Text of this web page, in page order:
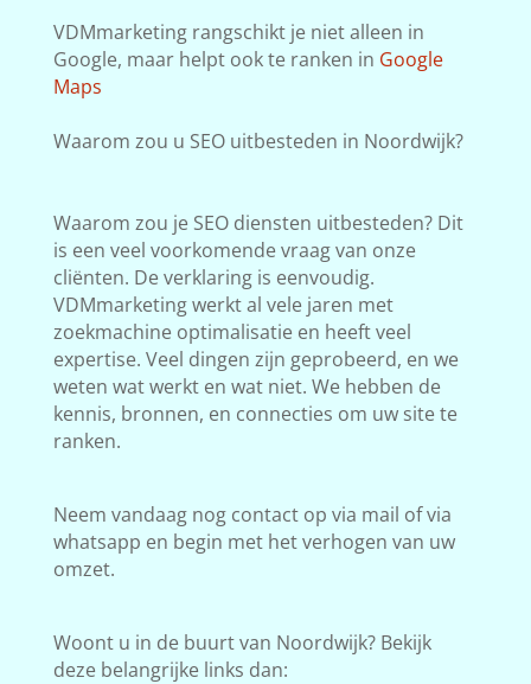
VDMmarketing rangschikt je niet alleen in
Google, maar helpt ook te ranken in Google
Maps
Waarom zou u SEO uitbesteden in Noordwijk?
Waarom zou je SEO diensten uitbesteden? Dit
is een veel voorkomende vraag van onze
cliënten. De verklaring is eenvoudig.
VDMmarketing werkt al vele jaren met
zoekmachine optimalisatie en heeft veel
expertise. Veel dingen zijn geprobeerd, en we
weten wat werkt en wat niet. We hebben de
kennis, bronnen, en connecties om uw site te
ranken.
Neem vandaag nog contact op via mail of via
whatsapp en begin met het verhogen van uw
omzet.
Woont u in de buurt van Noordwijk? Bekijk
deze belangrijke links dan: